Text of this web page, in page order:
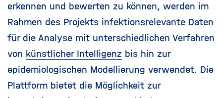
erkennen und bewerten zu können, werden im
Rahmen des Projekts infektionsrelevante Daten
für die Analyse mit unterschiedlichen Verfahren
von künstlicher Intelligenz bis hin zur
epidemiologischen Modellierung verwendet. Die
Plattform bietet die Möglichkeit zur